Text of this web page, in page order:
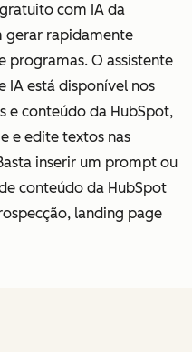
com IA da
gerar rapidamente
programas. O assistente
IA está disponível nos
e conteúdo da HubSpot,
e edite textos nas
inserir um prompt ou
conteúdo da HubSpot
landing page